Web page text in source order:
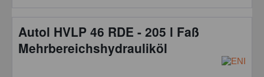
Autol HVLP 46 RDE - 205 l Faß
Mehrbereichshydrauliköl